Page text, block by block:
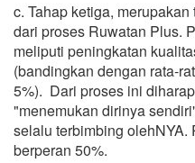
c. Tahap ketiga,
dari proses Ruwatan Plus.
meliputi peningkatan
(bandingkan dengan rata-
5%). Dari proses ini
"menemukan dirinya
selalu terbimbing olehNYA.
berperan 50%.